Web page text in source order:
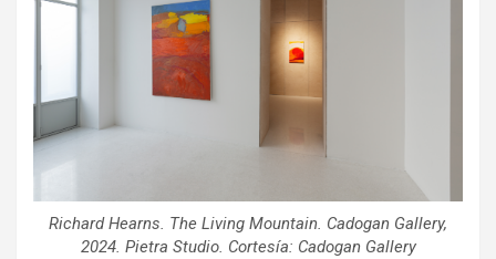
Richard Hearns. The Living Mountain. Cadogan Gallery,
2024. Pietra Studio. Cortesía: Cadogan Gallery